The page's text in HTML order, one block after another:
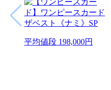
平均値段 198,000円